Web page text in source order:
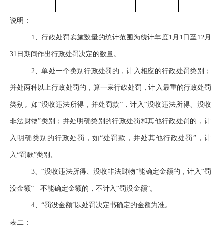
说明：
1、行政处罚实施数量的统计范围为统计年度1月1日至12月
31日期间作出行政处罚决定的数量。
2、单处一个类别行政处罚的，计入相应的行政处罚类别；
并处两种以上行政处罚的，算一宗行政处罚，计入最重的行政处罚
类别。如“没收违法所得，并处罚款”，计入“没收违法所得、没收
非法财物”类别；并处明确类别的行政处罚和其他行政处罚的，计
入明确类别的行政处罚，如“处罚款，并处其他行政处罚”，计
入“罚款”类别。
3、“没收违法所得、没收非法财物”能确定金额的，计入“罚
没金额”；不能确定金额的，不计入“罚没金额”。
4、“罚没金额”以处罚决定书确定的金额为准。
表二：